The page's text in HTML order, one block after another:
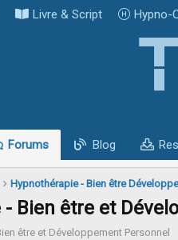
Livre & Script Hypno-
Forums Blog
Hypnothérapie - Bien être
Bien être et
être et Développement Personnel